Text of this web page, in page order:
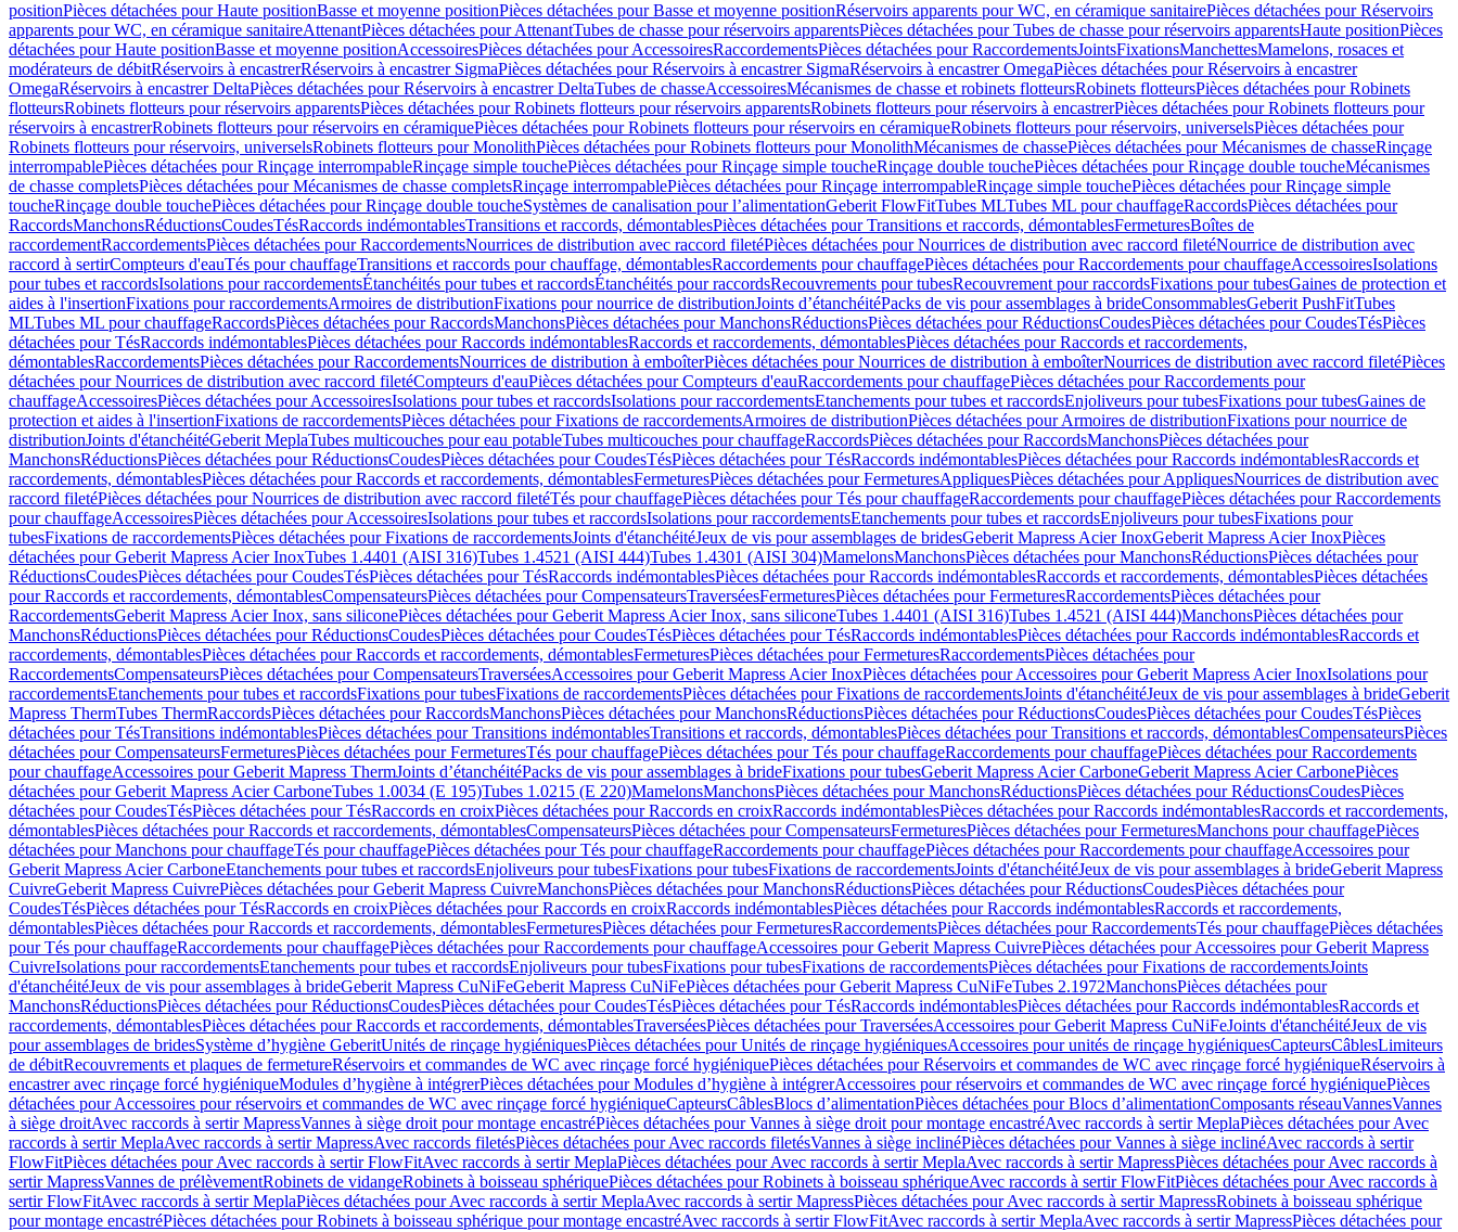
positionPièces détachées pour Haute positionBasse et moyenne positionPièces détachées pour Basse et moyenne positionRéservoirs apparents pour WC, en céramique sanitairePièces détachées pour Réservoirs
apparents pour WC, en céramique sanitaireAttenantPièces détachées pour AttenantTubes de chasse pour réservoirs apparentsPièces détachées pour Tubes de chasse pour réservoirs apparentsHaute positionPièces
détachées pour Haute positionBasse et moyenne positionAccessoiresPièces détachées pour AccessoiresRaccordementsPièces détachées pour RaccordementsJointsFixationsManchettesMamelons, rosaces et
modérateurs de débitRéservoirs à encastrerRéservoirs à encastrer SigmaPièces détachées pour Réservoirs à encastrer SigmaRéservoirs à encastrer OmegaPièces détachées pour Réservoirs à encastrer
OmegaRéservoirs à encastrer DeltaPièces détachées pour Réservoirs à encastrer DeltaTubes de chasseAccessoiresMécanismes de chasse et robinets flotteursRobinets flotteursPièces détachées pour Robinets
flotteursRobinets flotteurs pour réservoirs apparentsPièces détachées pour Robinets flotteurs pour réservoirs apparentsRobinets flotteurs pour réservoirs à encastrerPièces détachées pour Robinets flotteurs pour
réservoirs à encastrerRobinets flotteurs pour réservoirs en céramiquePièces détachées pour Robinets flotteurs pour réservoirs en céramiqueRobinets flotteurs pour réservoirs, universelsPièces détachées pour
Robinets flotteurs pour réservoirs, universelsRobinets flotteurs pour MonolithPièces détachées pour Robinets flotteurs pour MonolithMécanismes de chassePièces détachées pour Mécanismes de chasseRinçage
interrompablePièces détachées pour Rinçage interrompableRinçage simple touchePièces détachées pour Rinçage simple toucheRinçage double touchePièces détachées pour Rinçage double toucheMécanismes
de chasse completsPièces détachées pour Mécanismes de chasse completsRinçage interrompablePièces détachées pour Rinçage interrompableRinçage simple touchePièces détachées pour Rinçage simple
toucheRinçage double touchePièces détachées pour Rinçage double toucheSystèmes de canalisation pour l’alimentationGeberit FlowFitTubes MLTubes ML pour chauffageRaccordsPièces détachées pour
RaccordsManchonsRéductionsCoudesTésRaccords indémontablesTransitions et raccords, démontablesPièces détachées pour Transitions et raccords, démontablesFermeturesBoîtes de
raccordementRaccordementsPièces détachées pour RaccordementsNourrices de distribution avec raccord filetéPièces détachées pour Nourrices de distribution avec raccord filetéNourrice de distribution avec
raccord à sertirCompteurs d'eauTés pour chauffageTransitions et raccords pour chauffage, démontablesRaccordements pour chauffagePièces détachées pour Raccordements pour chauffageAccessoiresIsolations
pour tubes et raccordsIsolations pour raccordementsÉtanchéités pour tubes et raccordsÉtanchéités pour raccordsRecouvrements pour tubesRecouvrement pour raccordsFixations pour tubesGaines de protection et
aides à l'insertionFixations pour raccordementsArmoires de distributionFixations pour nourrice de distributionJoints d’étanchéitéPacks de vis pour assemblages à brideConsommablesGeberit PushFitTubes
MLTubes ML pour chauffageRaccordsPièces détachées pour RaccordsManchonsPièces détachées pour ManchonsRéductionsPièces détachées pour RéductionsCoudesPièces détachées pour CoudesTésPièces
détachées pour TésRaccords indémontablesPièces détachées pour Raccords indémontablesRaccords et raccordements, démontablesPièces détachées pour Raccords et raccordements,
démontablesRaccordementsPièces détachées pour RaccordementsNourrices de distribution à emboîterPièces détachées pour Nourrices de distribution à emboîterNourrices de distribution avec raccord filetéPièces
détachées pour Nourrices de distribution avec raccord filetéCompteurs d'eauPièces détachées pour Compteurs d'eauRaccordements pour chauffagePièces détachées pour Raccordements pour
chauffageAccessoiresPièces détachées pour AccessoiresIsolations pour tubes et raccordsIsolations pour raccordementsEtanchements pour tubes et raccordsEnjoliveurs pour tubesFixations pour tubesGaines de
protection et aides à l'insertionFixations de raccordementsPièces détachées pour Fixations de raccordementsArmoires de distributionPièces détachées pour Armoires de distributionFixations pour nourrice de
distributionJoints d'étanchéitéGeberit MeplaTubes multicouches pour eau potableTubes multicouches pour chauffageRaccordsPièces détachées pour RaccordsManchonsPièces détachées pour
ManchonsRéductionsPièces détachées pour RéductionsCoudesPièces détachées pour CoudesTésPièces détachées pour TésRaccords indémontablesPièces détachées pour Raccords indémontablesRaccords et
raccordements, démontablesPièces détachées pour Raccords et raccordements, démontablesFermeturesPièces détachées pour FermeturesAppliquesPièces détachées pour AppliquesNourrices de distribution avec
raccord filetéPièces détachées pour Nourrices de distribution avec raccord filetéTés pour chauffagePièces détachées pour Tés pour chauffageRaccordements pour chauffagePièces détachées pour Raccordements
pour chauffageAccessoiresPièces détachées pour AccessoiresIsolations pour tubes et raccordsIsolations pour raccordementsEtanchements pour tubes et raccordsEnjoliveurs pour tubesFixations pour
tubesFixations de raccordementsPièces détachées pour Fixations de raccordementsJoints d'étanchéitéJeux de vis pour assemblages de bridesGeberit Mapress Acier InoxGeberit Mapress Acier InoxPièces
détachées pour Geberit Mapress Acier InoxTubes 1.4401 (AISI 316)Tubes 1.4521 (AISI 444)Tubes 1.4301 (AISI 304)MamelonsManchonsPièces détachées pour ManchonsRéductionsPièces détachées pour
RéductionsCoudesPièces détachées pour CoudesTésPièces détachées pour TésRaccords indémontablesPièces détachées pour Raccords indémontablesRaccords et raccordements, démontablesPièces détachées
pour Raccords et raccordements, démontablesCompensateursPièces détachées pour CompensateursTraverséesFermeturesPièces détachées pour FermeturesRaccordementsPièces détachées pour
RaccordementsGeberit Mapress Acier Inox, sans siliconePièces détachées pour Geberit Mapress Acier Inox, sans siliconeTubes 1.4401 (AISI 316)Tubes 1.4521 (AISI 444)ManchonsPièces détachées pour
ManchonsRéductionsPièces détachées pour RéductionsCoudesPièces détachées pour CoudesTésPièces détachées pour TésRaccords indémontablesPièces détachées pour Raccords indémontablesRaccords et
raccordements, démontablesPièces détachées pour Raccords et raccordements, démontablesFermeturesPièces détachées pour FermeturesRaccordementsPièces détachées pour
RaccordementsCompensateursPièces détachées pour CompensateursTraverséesAccessoires pour Geberit Mapress Acier InoxPièces détachées pour Accessoires pour Geberit Mapress Acier InoxIsolations pour
raccordementsEtanchements pour tubes et raccordsFixations pour tubesFixations de raccordementsPièces détachées pour Fixations de raccordementsJoints d'étanchéitéJeux de vis pour assemblages à brideGeberit
Mapress ThermTubes ThermRaccordsPièces détachées pour RaccordsManchonsPièces détachées pour ManchonsRéductionsPièces détachées pour RéductionsCoudesPièces détachées pour CoudesTésPièces
détachées pour TésTransitions indémontablesPièces détachées pour Transitions indémontablesTransitions et raccords, démontablesPièces détachées pour Transitions et raccords, démontablesCompensateursPièces
détachées pour CompensateursFermeturesPièces détachées pour FermeturesTés pour chauffagePièces détachées pour Tés pour chauffageRaccordements pour chauffagePièces détachées pour Raccordements
pour chauffageAccessoires pour Geberit Mapress ThermJoints d’étanchéitéPacks de vis pour assemblages à brideFixations pour tubesGeberit Mapress Acier CarboneGeberit Mapress Acier CarbonePièces
détachées pour Geberit Mapress Acier CarboneTubes 1.0034 (E 195)Tubes 1.0215 (E 220)MamelonsManchonsPièces détachées pour ManchonsRéductionsPièces détachées pour RéductionsCoudesPièces
détachées pour CoudesTésPièces détachées pour TésRaccords en croixPièces détachées pour Raccords en croixRaccords indémontablesPièces détachées pour Raccords indémontablesRaccords et raccordements,
démontablesPièces détachées pour Raccords et raccordements, démontablesCompensateursPièces détachées pour CompensateursFermeturesPièces détachées pour FermeturesManchons pour chauffagePièces
détachées pour Manchons pour chauffageTés pour chauffagePièces détachées pour Tés pour chauffageRaccordements pour chauffagePièces détachées pour Raccordements pour chauffageAccessoires pour
Geberit Mapress Acier CarboneEtanchements pour tubes et raccordsEnjoliveurs pour tubesFixations pour tubesFixations de raccordementsJoints d'étanchéitéJeux de vis pour assemblages à brideGeberit Mapress
CuivreGeberit Mapress CuivrePièces détachées pour Geberit Mapress CuivreManchonsPièces détachées pour ManchonsRéductionsPièces détachées pour RéductionsCoudesPièces détachées pour
CoudesTésPièces détachées pour TésRaccords en croixPièces détachées pour Raccords en croixRaccords indémontablesPièces détachées pour Raccords indémontablesRaccords et raccordements,
démontablesPièces détachées pour Raccords et raccordements, démontablesFermeturesPièces détachées pour FermeturesRaccordementsPièces détachées pour RaccordementsTés pour chauffagePièces détachées
pour Tés pour chauffageRaccordements pour chauffagePièces détachées pour Raccordements pour chauffageAccessoires pour Geberit Mapress CuivrePièces détachées pour Accessoires pour Geberit Mapress
CuivreIsolations pour raccordementsEtanchements pour tubes et raccordsEnjoliveurs pour tubesFixations pour tubesFixations de raccordementsPièces détachées pour Fixations de raccordementsJoints
d'étanchéitéJeux de vis pour assemblages à brideGeberit Mapress CuNiFeGeberit Mapress CuNiFePièces détachées pour Geberit Mapress CuNiFeTubes 2.1972ManchonsPièces détachées pour
ManchonsRéductionsPièces détachées pour RéductionsCoudesPièces détachées pour CoudesTésPièces détachées pour TésRaccords indémontablesPièces détachées pour Raccords indémontablesRaccords et
raccordements, démontablesPièces détachées pour Raccords et raccordements, démontablesTraverséesPièces détachées pour TraverséesAccessoires pour Geberit Mapress CuNiFeJoints d'étanchéitéJeux de vis
pour assemblages de bridesSystème d’hygiène GeberitUnités de rinçage hygiéniquesPièces détachées pour Unités de rinçage hygiéniquesAccessoires pour unités de rinçage hygiéniquesCapteursCâblesLimiteurs
de débitRecouvrements et plaques de fermetureRéservoirs et commandes de WC avec rinçage forcé hygiéniquePièces détachées pour Réservoirs et commandes de WC avec rinçage forcé hygiéniqueRéservoirs à
encastrer avec rinçage forcé hygiéniqueModules d’hygiène à intégrerPièces détachées pour Modules d’hygiène à intégrerAccessoires pour réservoirs et commandes de WC avec rinçage forcé hygiéniquePièces
détachées pour Accessoires pour réservoirs et commandes de WC avec rinçage forcé hygiéniqueCapteursCâblesBlocs d’alimentationPièces détachées pour Blocs d’alimentationComposants réseauVannesVannes
à siège droitAvec raccords à sertir MapressVannes à siège droit pour montage encastréPièces détachées pour Vannes à siège droit pour montage encastréAvec raccords à sertir MeplaPièces détachées pour Avec
raccords à sertir MeplaAvec raccords à sertir MapressAvec raccords filetésPièces détachées pour Avec raccords filetésVannes à siège inclinéPièces détachées pour Vannes à siège inclinéAvec raccords à sertir
FlowFitPièces détachées pour Avec raccords à sertir FlowFitAvec raccords à sertir MeplaPièces détachées pour Avec raccords à sertir MeplaAvec raccords à sertir MapressPièces détachées pour Avec raccords à
sertir MapressVannes de prélèvementRobinets de vidangeRobinets à boisseau sphériquePièces détachées pour Robinets à boisseau sphériqueAvec raccords à sertir FlowFitPièces détachées pour Avec raccords à
sertir FlowFitAvec raccords à sertir MeplaPièces détachées pour Avec raccords à sertir MeplaAvec raccords à sertir MapressPièces détachées pour Avec raccords à sertir MapressRobinets à boisseau sphérique
pour montage encastréPièces détachées pour Robinets à boisseau sphérique pour montage encastréAvec raccords à sertir FlowFitAvec raccords à sertir MeplaAvec raccords à sertir MapressPièces détachées pour